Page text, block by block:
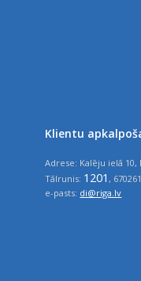
Klientu
Adrese: Kalēju ielā 10,
Tālrunis: 1201 ,
e-pasts: di@riga.lv